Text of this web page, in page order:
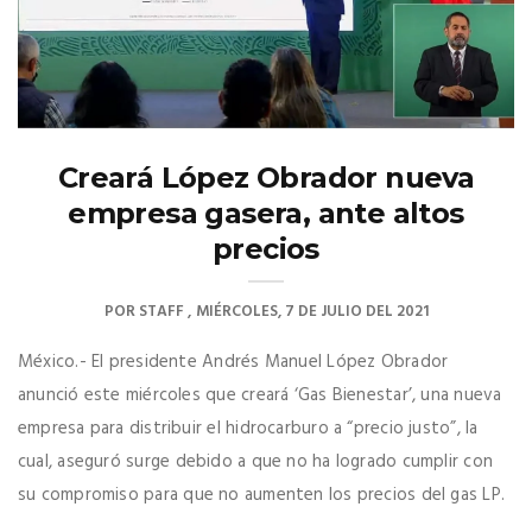
Creará López Obrador nueva
empresa gasera, ante altos
precios
PORSTAFF MIÉRCOLES, 7 DE JULIO DEL 2021
México.- El presidente Andrés Manuel López Obrador
anunció este miércoles que creará ‘Gas Bienestar’, una nueva
empresa para distribuir el hidrocarburo a “precio justo”, la
cual, aseguró surge debido a que no ha logrado cumplir con
su compromiso para que no aumenten los precios del gas LP.